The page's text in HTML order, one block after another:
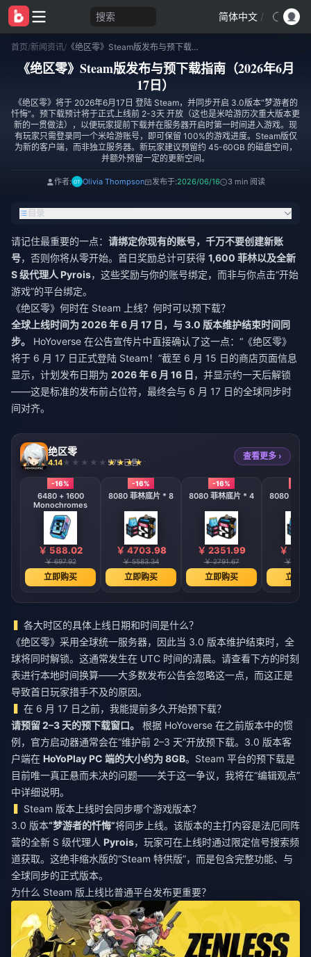
搜索 简体中文 /
首页/新闻资讯/ 《绝区零》Steam版发布与预下载指南（2026年6月17日）
《绝区零》Steam版发布与预下载指南（2026年6月
17日）
《绝区零》将于 2026年6月17日 登陆 Steam，并同步开启 3.0版本“梦游者的
忏悔”。预下载预计将于正式上线前 2-3天 开放（这也是米哈游历次重大版本更
新的一贯做法），以便玩家提前下载并在服务器开启时第一时间进入游戏。现
有玩家只需登录同一个米哈游账号，即可保留 100%的游戏进度。Steam版仅
为新的客户端，而非独立服务器。新玩家建议预留约 45-60GB 的磁盘空间，
并额外预留一定的更新空间。
作者: Olivia Thompson 发布于:2026/06/16 3 min 阅读
目录
请记住最重要的一点： 请绑定你现有的账号，千万不要创建新账
号，否则你将从零开始。首日奖励总计可获得 1,600 菲林以及全新
S 级代理人 Pyrois，这些奖励与你的账号绑定，而非与你点击“开始
游戏”的平台绑定。
《绝区零》何时在 Steam 上线？何时可以预下载？
全球上线时间为 2026 年 6 月 17 日，与 3.0 版本维护结束时间同
步。
HoYoverse 在公告宣传片中直接确认了这一点：“《绝区零》
将于 6 月 17 日正式登陆 Steam！”截至 6 月 15 日的商店页面信息
显示，计划发布日期为 2026 年 6 月 16 日 ，并显示约一天后解锁
——这是标准的发布前占位符，最终会与 6 月 17 日的全球同步时
间对齐。
绝区零
4.14 579 已售
查看更多 ›
-16%
6480 + 1600
Monochromes
￥ 588.02
￥ 697.92
立即购买
-16%
8080 菲林底片 * 8
￥ 4703.98
￥ 5583.34
立即购买
-16%
8080 菲林底片 * 4
￥ 2351.99
￥ 2791.67
立即购买
8080 菲林
￥
￥
立即
各大时区的具体上线日期和时间是什么？
《绝区零》采用全球统一服务器，因此当 3.0 版本维护结束时，全
球将同时解锁。这通常发生在 UTC 时间的清晨。请查看下方的时刻
表进行本地时间换算——大多数发布公告会忽略这一点，而这正是
导致首日玩家措手不及的原因。
在 6 月 17 日之前，我能提前多久开始预下载？
请预留 2–3 天的预下载窗口。
根据 HoYoverse 在之前版本中的惯
例，官方启动器通常会在“维护前 2–3 天”开放预下载。3.0 版本客
户端在 HoYoPlay PC 端的大小约为 8GB。Steam 平台的预下载是
目前唯一真正悬而未决的问题——关于这一争议，我将在“编辑观点”
中详细说明。
Steam 版本上线时会同步哪个游戏版本？
3.0 版本“梦游者的忏悔”将同步上线。该版本的主打内容是法厄同阵
营的全新 S 级代理人 Pyrois，玩家可在上线时通过限定信号搜索频
道获取。这绝非缩水版的“Steam 特供版”，而是包含完整功能、与
全球同步的正式版本。
为什么 Steam 版上线比普通平台发布更重要？